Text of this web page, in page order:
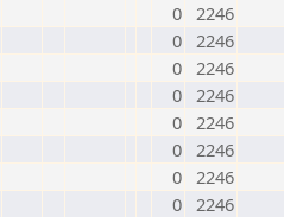
0 2246
0 2246
0 2246
0 2246
0 2246
0 2246
0 2246
0 2246